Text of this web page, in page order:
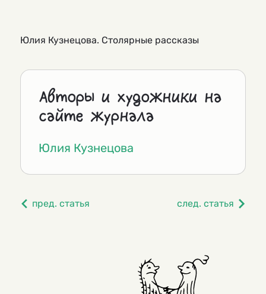
Юлия Кузнецова. Столярные рассказы
Авторы и художники на
сайте журнала
Юлия Кузнецова
пред. статья след. статья